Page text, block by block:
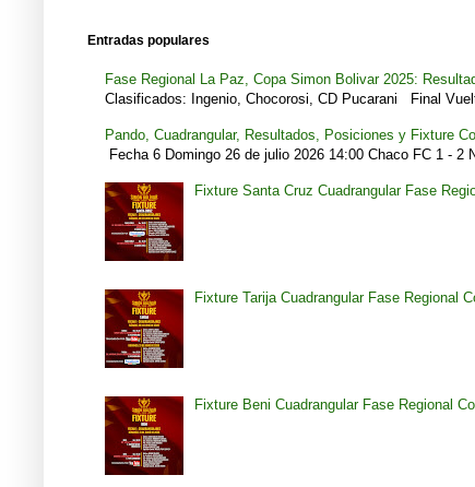
Entradas populares
Fase Regional La Paz, Copa Simon Bolivar 2025:
Clasificados: Ingenio, Chocorosi, CD Pucarani Final
Pando, Cuadrangular, Resultados, Posiciones y Fixture
Fecha 6 Domingo 26 de julio 2026 14:00 Chaco FC 1 - 2
Fixture Santa Cruz Cuadrangular Fase
Fixture Tarija Cuadrangular Fase Regional
Fixture Beni Cuadrangular Fase Regional